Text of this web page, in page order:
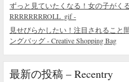
ずっと見ていたくなる！女の子がく
RRRRRRRROLL_gif -
見せびらかしたい！注目されること
ングバッグ - Creative Shopping Bag
最新の投稿 – Recentry